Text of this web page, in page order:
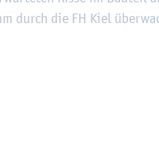
durch die FH Kiel